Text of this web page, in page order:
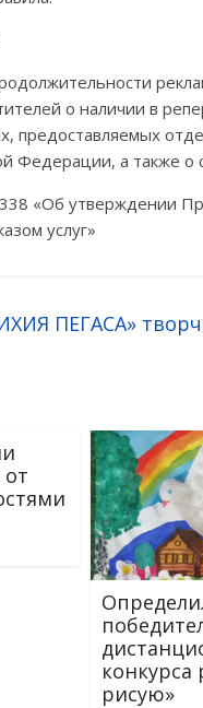
о наличии в
предоставляемых
Федерации, а также о
«Об утверждении
услуг»
ПЕГАСА»
конкурса
рисую»